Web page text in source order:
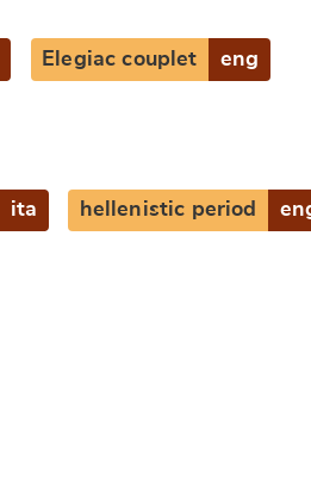
Elegiac couplet eng
ita hellenistic period